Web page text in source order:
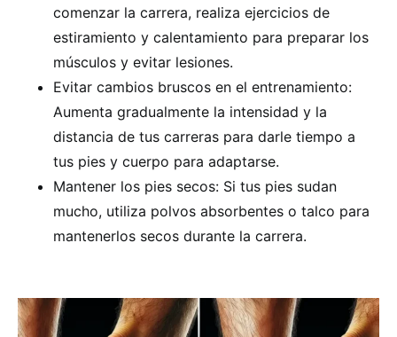
comenzar la carrera, realiza ejercicios de
estiramiento y calentamiento para preparar los
músculos y evitar lesiones.
Evitar cambios bruscos en el entrenamiento:
Aumenta gradualmente la intensidad y la
distancia de tus carreras para darle tiempo a
tus pies y cuerpo para adaptarse.
Mantener los pies secos: Si tus pies sudan
mucho, utiliza polvos absorbentes o talco para
mantenerlos secos durante la carrera.